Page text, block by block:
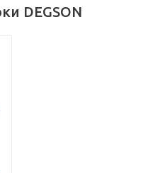
DEGSON